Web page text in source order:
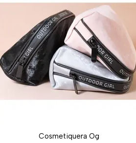
Cosmetiquera Og